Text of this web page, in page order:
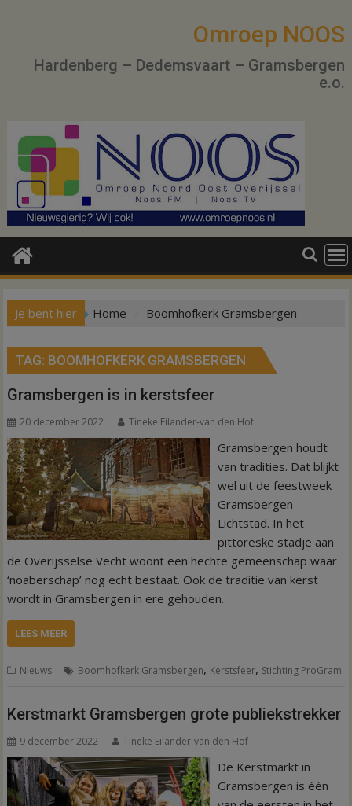
Omroep NOOS
Hardenberg – Dedemsvaart – Gramsbergen
e.o.
Je bent hier Home Boomhofkerk Gramsbergen
TAG: BOOMHOFKERK GRAMSBERGEN
Gramsbergen is in kerstsfeer
20 december 2022 Tineke Eilander-van den Hof
Gramsbergen houdt
van tradities. Dat blijkt
wel uit de feestweek
Gramsbergen
Lichtstad. In het
pittoreske stadje aan
de Overijsselse Vecht woont een hechte gemeenschap waar
‘noaberschap’ nog echt bestaat. Ook de traditie van kerst
wordt in Gramsbergen in ere gehouden.
LEES MEER
Nieuws Boomhofkerk Gramsbergen, Kerstsfeer, Stichting ProGram
Kerstmarkt Gramsbergen grote publiekstrekker
9 december 2022 Tineke Eilander-van den Hof
De Kerstmarkt in
Gramsbergen is één